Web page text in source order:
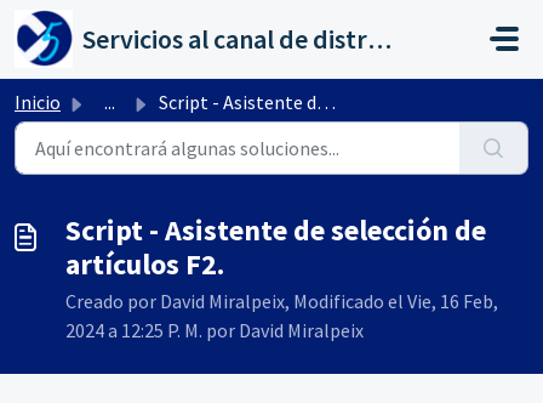
Saltar al contenido principal
Servicios al canal de distribución de AHORA
Inicio ... Script - Asistente de selección de artículos F2.
Script - Asistente de selección de
artículos F2.
Creado por David Miralpeix, Modificado el Vie, 16 Feb,
2024 a 12:25 P. M. por David Miralpeix